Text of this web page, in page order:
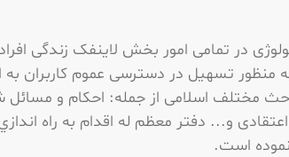
در تمامى امور بخش لاينفک زندگى
منظور تسهيل در دسترسى عموم کاربران به
مختلف اسلامى از جمله: احکام و مسائل
و... دفتر معظم له اقدام به راه